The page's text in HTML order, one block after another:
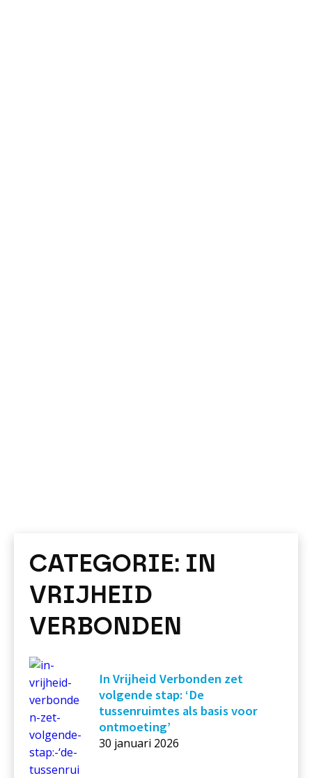
CATEGORIE: IN
VRIJHEID
VERBONDEN
In Vrijheid Verbonden zet
volgende stap: ‘De
tussenruimtes als basis voor
ontmoeting’
30 januari 2026